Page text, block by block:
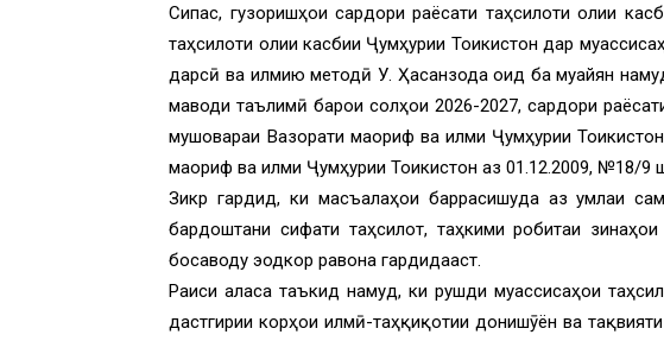
Сипас, гузоришҳои сардори раёсати таҳсилоти олии
таҳсилоти олии касбии Ҷумҳурии Тоҷикистон дар
дарсӣ ва илмию методӣ У. Ҳасанзода оид ба муайян
маводи таълимӣ барои солҳои 2026-2027, сардори
мушовараи Вазорати маориф ва илми Ҷумҳурии
маориф ва илми Ҷумҳурии Тоҷикистон аз 01.12.2009, №18/9
Зикр гардид, ки масъалаҳои баррасишуда аз ҷумлаи
бардоштани сифати таҳсилот, таҳкими робитаи
босаводу эҷодкор равона гардидааст.
Раиси ҷаласа таъкид намуд, ки рушди муассисаҳои
дастгирии корҳои илмӣ-таҳқиқотии донишҷӯён ва